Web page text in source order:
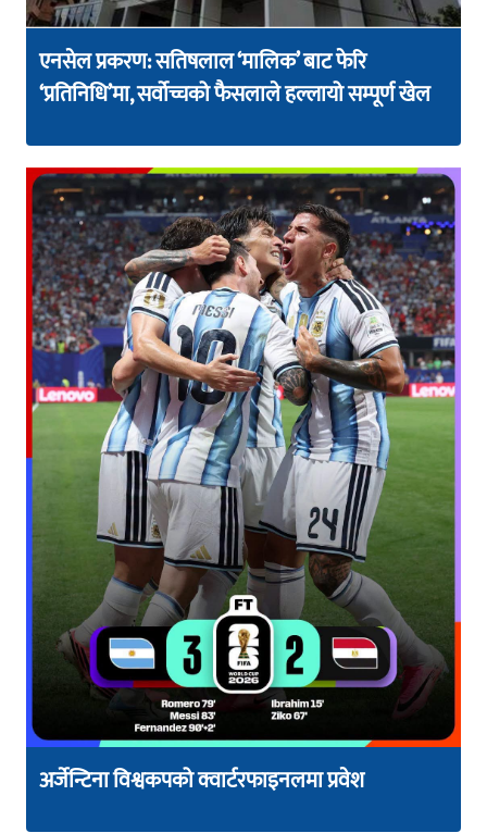
एनसेल प्रकरण: सतिषलाल ‘मालिक’ बाट फेरि
‘प्रतिनिधि’मा, सर्वोच्चको फैसलाले हल्लायो सम्पूर्ण खेल
अर्जेन्टिना विश्वकपको क्वार्टरफाइनलमा प्रवेश